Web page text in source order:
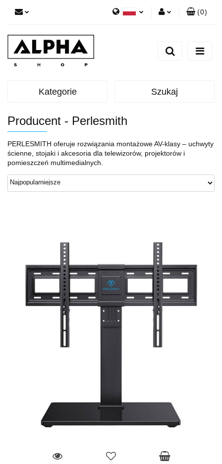
Zarejestruj się
(0)
Kategorie Szukaj
Producent - Perlesmith
PERLESMITH oferuje rozwiązania montażowe AV-klasy – uchwyty
ścienne, stojaki i akcesoria dla telewizorów, projektorów i
pomieszczeń multimedialnych.